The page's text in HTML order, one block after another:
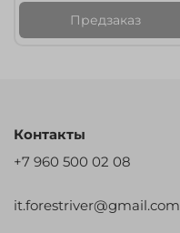
Предзаказ
Контакты
+7 960 500 02 08
it.forestriver@gmail.com